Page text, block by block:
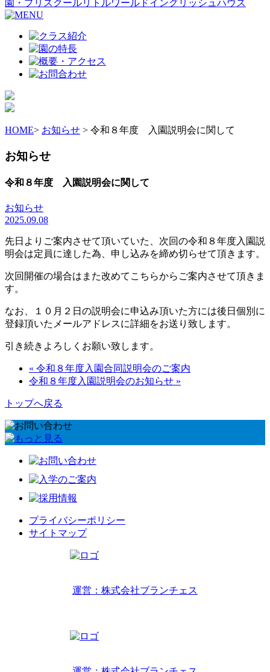
HOME> お知らせ > 令和８年度 入園説明会に関して
お知らせ
令和８年度 入園説明会に関して
お知らせ
2025.09.08
先日よりご案内させて頂いていた、次回の令和８年度入園説
明会は定員に達した為、申し込みを締め切らせて頂きます。
次回開催の場合はまた改めてこちらからご案内させて頂きま
す。
なお、１０月２日の説明会に申込み頂いた方には後日個別に
登録頂いたメールアドレスに詳細をお送り致します。
引き続きよろしくお願い致します。
« 令和８年度入園合同説明会のご案内
令和８年度入園説明会のお知らせ »
トップへ戻る
プライバシーポリシー
サイトマップ
運営：株式会社ブランチェス